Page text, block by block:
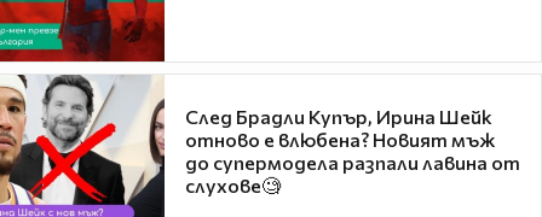
След Брадли Купър, Ирина Шейк
отново е влюбена? Новият мъж
до супермодела разпали лавина от
слухове🧐